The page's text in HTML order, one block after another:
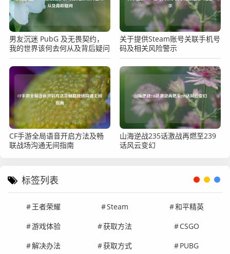
男友沉迷 PubG 及无畏契约，
我的世界该何去何从及背后疑问
关于提供Steam账号关联手机号
码及相关风险警示
CF手游全局语音开启方法及畅
联战场沟通无间指南
山海逆战235话激战再燃至239
话风云变幻
标签列表
王者荣耀 Steam
和平精英
游戏体验
获取方法
CSGO
解决办法
获取方式 PUBG